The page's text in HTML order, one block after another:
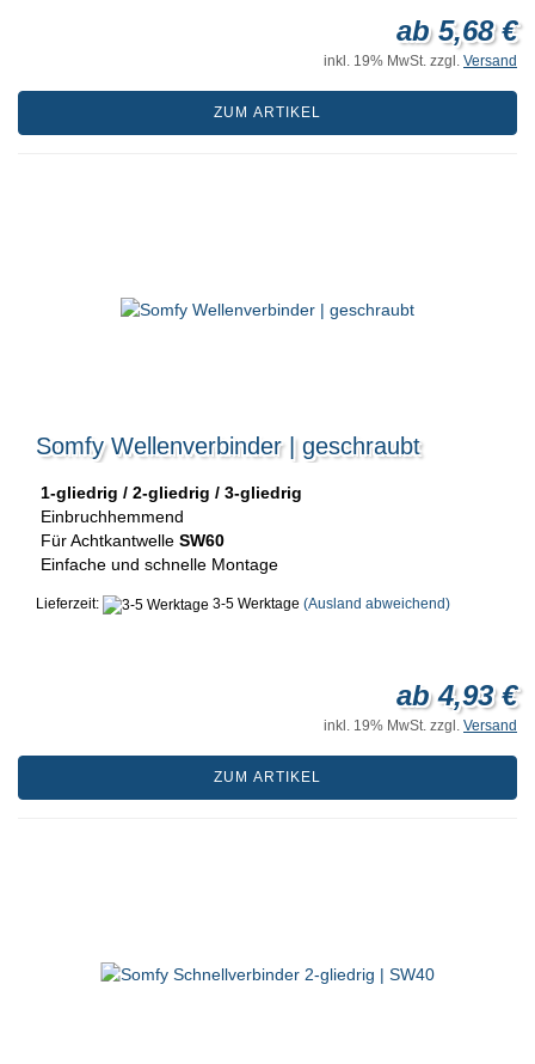
ab 5,68 €
inkl. 19% MwSt. zzgl. Versand
ZUM ARTIKEL
Somfy Wellenverbinder | geschraubt
1-gliedrig / 2-gliedrig / 3-gliedrig
Einbruchhemmend
Für Achtkantwelle SW60
Einfache und schnelle Montage
Lieferzeit: 3-5 Werktage (Ausland abweichend)
ab 4,93 €
inkl. 19% MwSt. zzgl. Versand
ZUM ARTIKEL